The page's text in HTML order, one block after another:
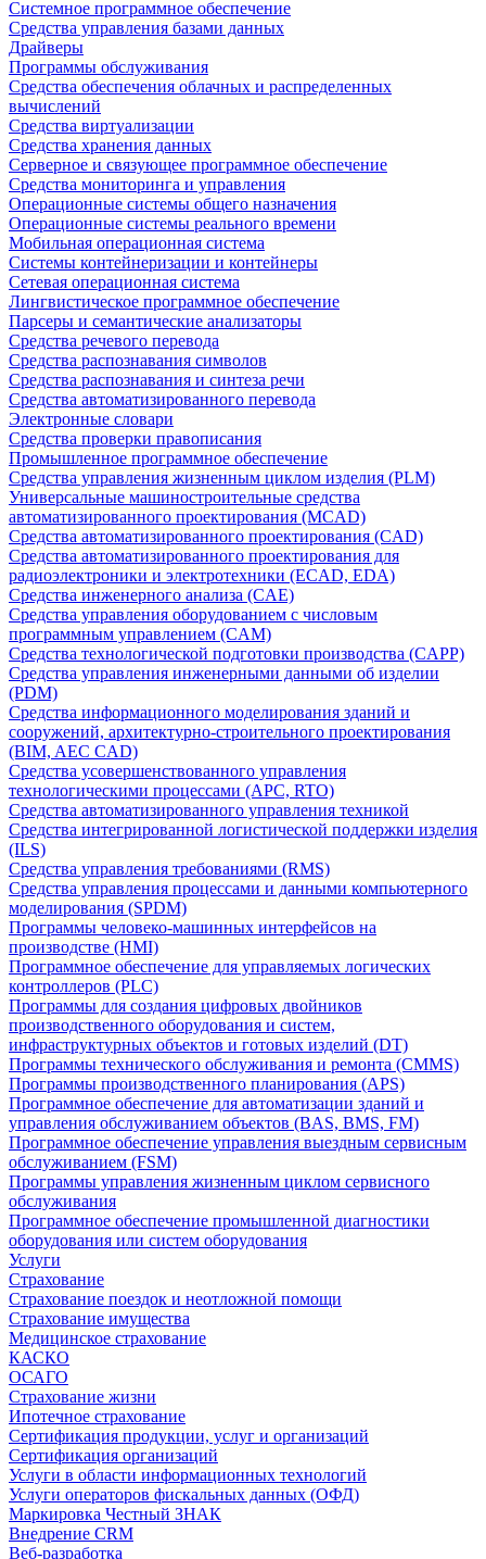
Системное программное обеспечение
Средства управления базами данных
Драйверы
Программы обслуживания
Средства обеспечения облачных и распределенных
вычислений
Средства виртуализации
Средства хранения данных
Серверное и связующее программное обеспечение
Средства мониторинга и управления
Операционные системы общего назначения
Операционные системы реального времени
Мобильная операционная система
Системы контейнеризации и контейнеры
Сетевая операционная система
Лингвистическое программное обеспечение
Парсеры и семантические анализаторы
Средства речевого перевода
Средства распознавания символов
Средства распознавания и синтеза речи
Средства автоматизированного перевода
Электронные словари
Средства проверки правописания
Промышленное программное обеспечение
Средства управления жизненным циклом изделия (PLM)
Универсальные машиностроительные средства
автоматизированного проектирования (MCAD)
Средства автоматизированного проектирования (CAD)
Средства автоматизированного проектирования для
радиоэлектроники и электротехники (ECAD, EDA)
Средства инженерного анализа (CAE)
Средства управления оборудованием с числовым
программным управлением (CAM)
Средства технологической подготовки производства (CAPP)
Средства управления инженерными данными об изделии
(PDM)
Средства информационного моделирования зданий и
сооружений, архитектурно-строительного проектирования
(BIM, AEC CAD)
Средства усовершенствованного управления
технологическими процессами (APC, RTO)
Средства автоматизированного управления техникой
Средства интегрированной логистической поддержки изделия
(ILS)
Средства управления требованиями (RMS)
Средства управления процессами и данными компьютерного
моделирования (SPDM)
Программы человеко-машинных интерфейсов на
производстве (HMI)
Программное обеспечение для управляемых логических
контроллеров (PLC)
Программы для создания цифровых двойников
производственного оборудования и систем,
инфраструктурных объектов и готовых изделий (DT)
Программы технического обслуживания и ремонта (CMMS)
Программы производственного планирования (APS)
Программное обеспечение для автоматизации зданий и
управления обслуживанием объектов (BAS, BMS, FM)
Программное обеспечение управления выездным сервисным
обслуживанием (FSM)
Программы управления жизненным циклом сервисного
обслуживания
Программное обеспечение промышленной диагностики
оборудования или систем оборудования
Услуги
Страхование
Страхование поездок и неотложной помощи
Страхование имущества
Медицинское страхование
КАСКО
ОСАГО
Страхование жизни
Ипотечное страхование
Сертификация продукции, услуг и организаций
Сертификация организаций
Услуги в области информационных технологий
Услуги операторов фискальных данных (ОФД)
Маркировка Честный ЗНАК
Внедрение CRM
Веб-разработка